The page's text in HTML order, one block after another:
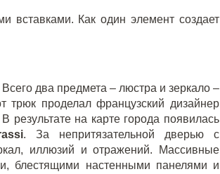
вставками. Как один элемент создает
два предмета – люстра и зеркало –
проделал французский дизайнер
на карте города появилась
. За непритязательной дверью с
иллюзий и отражений. Массивные
блестящими настенными панелями и